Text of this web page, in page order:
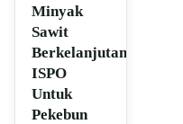
Minyak
Sawit
Berkelanjutan
ISPO
Untuk
Pekebun